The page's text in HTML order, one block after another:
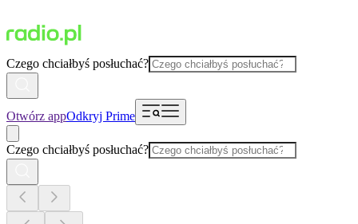
Czego chciałbyś posłuchać?
Otwórz appOdkryj Prime
Czego chciałbyś posłuchać?